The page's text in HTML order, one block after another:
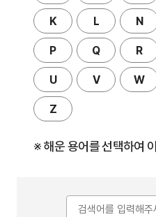
K L N
P Q R
U V W
Z
※ 해운 용어를 선택하여